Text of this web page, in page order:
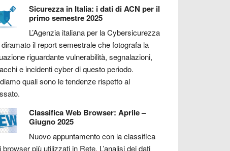
Sicurezza in Italia: i dati di ACN per il
primo semestre 2025
L’Agenzia italiana per la Cybersicurezza
diramato il report semestrale che fotografa la
riguardante vulnerabilità, segnalazioni,
e incidenti cyber di questo periodo.
quali sono le tendenze rispetto al
Classifica Web Browser: Aprile –
Giugno 2025
Nuovo appuntamento con la classifica
browser più utilizzati in Rete. L’analisi dei dati